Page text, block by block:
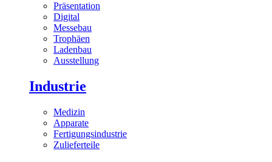
Präsentation
Digital
Messebau
Trophäen
Ladenbau
Ausstellung
Industrie
Medizin
Apparate
Fertigungsindustrie
Zulieferteile